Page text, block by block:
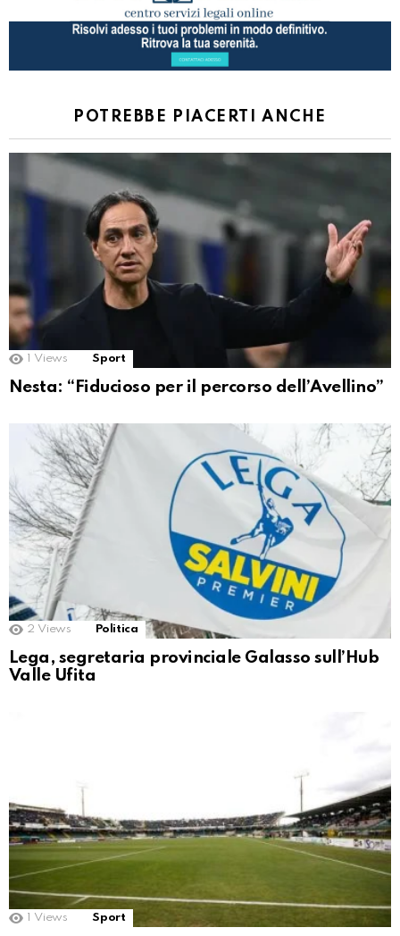
POTREBBE PIACERTI ANCHE
1 Views Sport
Nesta: “Fiducioso per il percorso dell’Avellino”
2 Views Politica
Lega, segretaria provinciale Galasso sull’Hub
Valle Ufita
1 Views Sport